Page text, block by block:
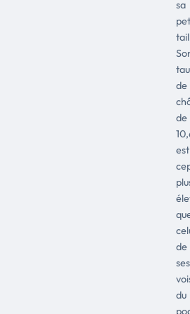
sa
de
de
est
de
ses
du